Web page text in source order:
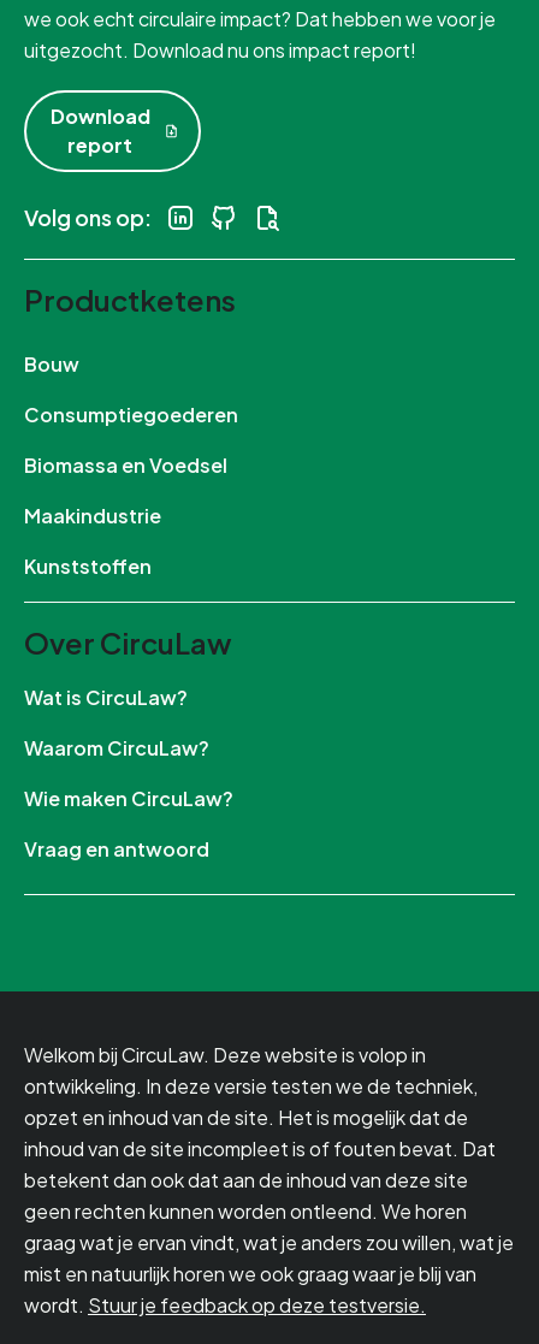
we ook echt circulaire impact? Dat hebben we voor je
uitgezocht. Download nu ons impact report!
Download
report
Volg ons op:
Productketens
Bouw
Consumptiegoederen
Biomassa en Voedsel
Maakindustrie
Kunststoffen
Over CircuLaw
Wat is CircuLaw?
Waarom CircuLaw?
Wie maken CircuLaw?
Vraag en antwoord
Welkom bij CircuLaw. Deze website is volop in
ontwikkeling. In deze versie testen we de techniek,
opzet en inhoud van de site. Het is mogelijk dat de
inhoud van de site incompleet is of fouten bevat. Dat
betekent dan ook dat aan de inhoud van deze site
geen rechten kunnen worden ontleend. We horen
graag wat je ervan vindt, wat je anders zou willen, wat je
mist en natuurlijk horen we ook graag waar je blij van
wordt. Stuur je feedback op deze testversie.